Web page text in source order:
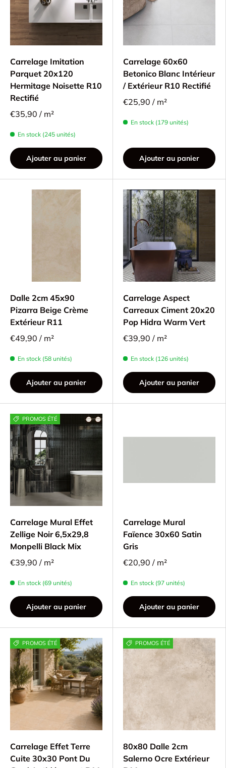
Carrelage Imitation
Parquet 20x120
Hermitage Noisette R10
Rectifié
€35,90 / m²
En stock (245 unités)
Ajouter au panier
Carrelage 60x60
Betonico Blanc Intérieur
/ Extérieur R10 Rectifié
€25,90 / m²
En stock (179 unités)
Ajouter au panier
Dalle 2cm 45x90
Pizarra Beige Crème
Extérieur R11
€49,90 / m²
En stock (58 unités)
Ajouter au panier
Carrelage Aspect
Carreaux Ciment 20x20
Pop Hidra Warm Vert
€39,90 / m²
En stock (126 unités)
Ajouter au panier
PROMOS ÉTÉ
Carrelage Mural Effet
Zellige Noir 6,5x29,8
Monpelli Black Mix
€39,90 / m²
En stock (69 unités)
Ajouter au panier
Carrelage Mural
Faïence 30x60 Satin
Gris
€20,90 / m²
En stock (97 unités)
Ajouter au panier
PROMOS ÉTÉ
Carrelage Effet Terre
Cuite 30x30 Pont Du
PROMOS ÉTÉ
80x80 Dalle 2cm
Salerno Ocre Extérieur